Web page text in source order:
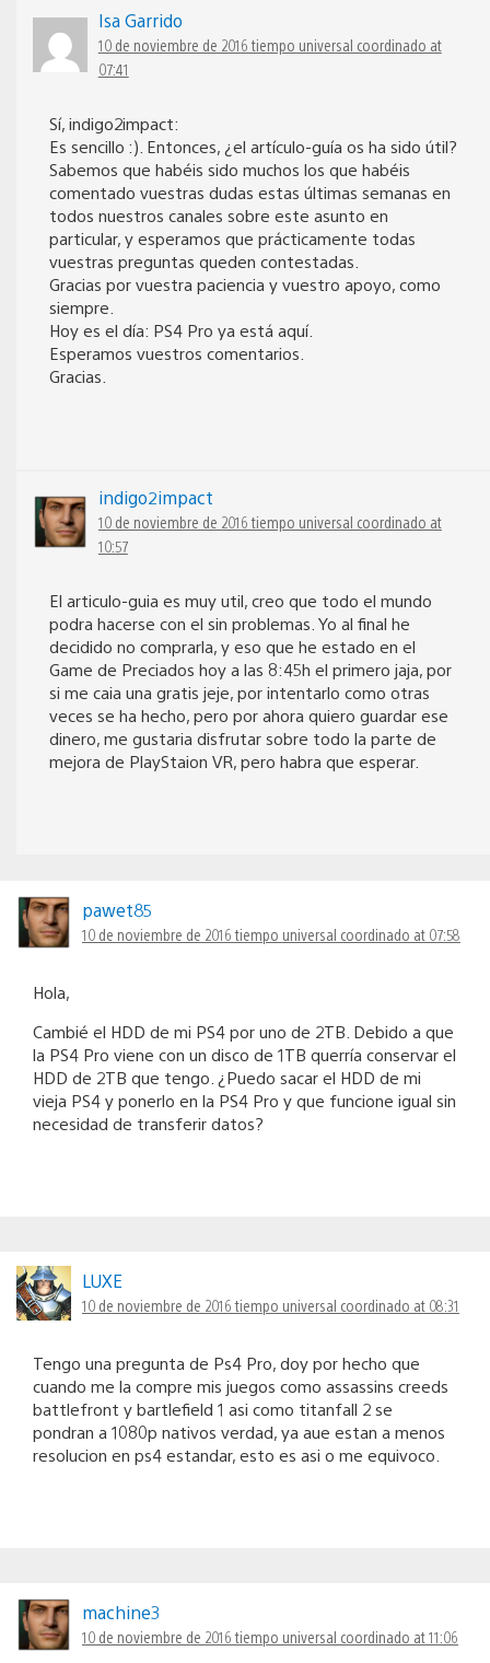
Isa Garrido
10 de noviembre de 2016 tiempo universal coordinado at
07:41
Sí, indigo2impact:
Es sencillo :). Entonces, ¿el artículo-guía os ha sido útil?
Sabemos que habéis sido muchos los que habéis
comentado vuestras dudas estas últimas semanas en
todos nuestros canales sobre este asunto en
particular, y esperamos que prácticamente todas
vuestras preguntas queden contestadas.
Gracias por vuestra paciencia y vuestro apoyo, como
siempre.
Hoy es el día: PS4 Pro ya está aquí.
Esperamos vuestros comentarios.
Gracias.
indigo2impact
10 de noviembre de 2016 tiempo universal coordinado at
10:57
El articulo-guia es muy util, creo que todo el mundo
podra hacerse con el sin problemas. Yo al final he
decidido no comprarla, y eso que he estado en el
Game de Preciados hoy a las 8:45h el primero jaja, por
si me caia una gratis jeje, por intentarlo como otras
veces se ha hecho, pero por ahora quiero guardar ese
dinero, me gustaria disfrutar sobre todo la parte de
mejora de PlayStaion VR, pero habra que esperar.
pawet85
10 de noviembre de 2016 tiempo universal coordinado at 07:58
Hola,
Cambié el HDD de mi PS4 por uno de 2TB. Debido a que
la PS4 Pro viene con un disco de 1TB querría conservar el
HDD de 2TB que tengo. ¿Puedo sacar el HDD de mi
vieja PS4 y ponerlo en la PS4 Pro y que funcione igual sin
necesidad de transferir datos?
LUXE
10 de noviembre de 2016 tiempo universal coordinado at 08:31
Tengo una pregunta de Ps4 Pro, doy por hecho que
cuando me la compre mis juegos como assassins creeds
battlefront y bartlefield 1 asi como titanfall 2 se
pondran a 1080p nativos verdad, ya aue estan a menos
resolucion en ps4 estandar, esto es asi o me equivoco.
machine3
10 de noviembre de 2016 tiempo universal coordinado at 11:06